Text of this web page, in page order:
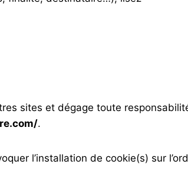
sites et dégage toute
.
l’installation de cookie(s) sur